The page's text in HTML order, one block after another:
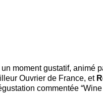
moment gustatif, animé
Ouvrier de France, et
commentée